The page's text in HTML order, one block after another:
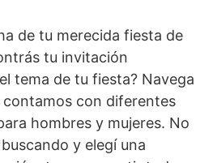
de tu merecida fiesta de
tu invitación
tema de tu fiesta? Navega
con diferentes
hombres y mujeres. No
y elegí una